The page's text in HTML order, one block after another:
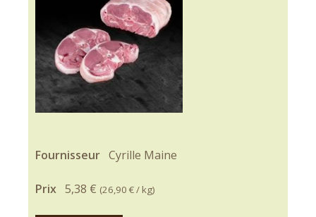
Fournisseur Cyrille Maine
Prix 5,38 € (26,90 €/ kg)